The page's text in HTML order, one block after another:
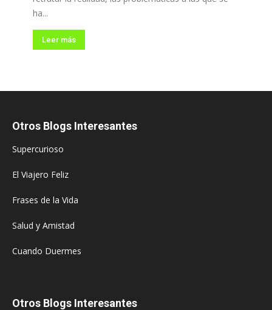
ha...
Leer más
Otros Blogs Interesantes
Supercurioso
El Viajero Feliz
Frases de la Vida
Salud y Amistad
Cuando Duermes
Otros Blogs Interesantes